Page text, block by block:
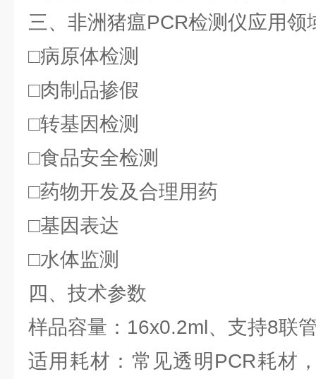
三、非洲猪瘟PCR检测仪应用领
□病原体检测
□肉制品掺假
□转基因检测
□食品安全检测
□药物开发及合理用药
□基因表达
□水体监测
四、技术参数
样品容量：16x0.2ml、支持8联
适用耗材：常见透明PCR耗材